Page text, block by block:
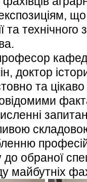
та технічного
доктор
та
складовою
обраної
майбутніх